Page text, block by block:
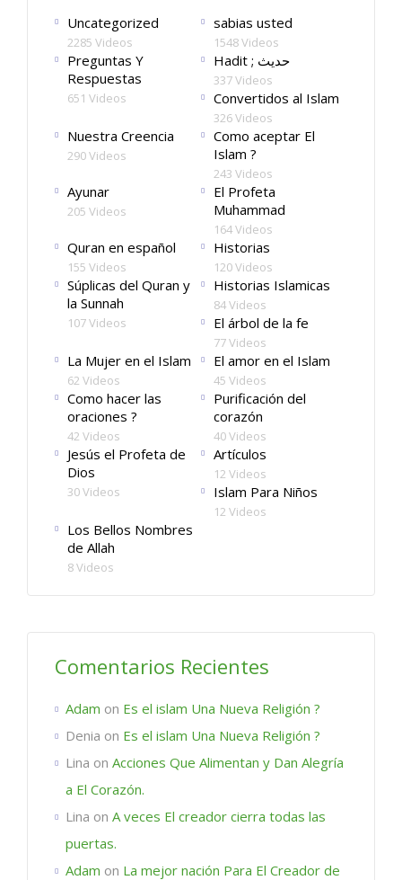
Uncategorized
2285 Videos
sabias usted
1548 Videos
Preguntas Y
Respuestas
651 Videos
Hadit ; حديث
337 Videos
Convertidos al Islam
326 Videos
Nuestra Creencia
290 Videos
Como aceptar El
Islam ?
243 Videos
Ayunar
205 Videos
El Profeta
Muhammad
164 Videos
Quran en español
155 Videos
Historias
120 Videos
Súplicas del Quran y
la Sunnah
107 Videos
Historias Islamicas
84 Videos
El árbol de la fe
77 Videos
La Mujer en el Islam
62 Videos
El amor en el Islam
45 Videos
Como hacer las
oraciones ?
42 Videos
Purificación del
corazón
40 Videos
Jesús el Profeta de
Dios
30 Videos
Artículos
12 Videos
Islam Para Niños
12 Videos
Los Bellos Nombres
de Allah
8 Videos
Comentarios Recientes
Adam on Es el islam Una Nueva Religión ?
Denia on Es el islam Una Nueva Religión ?
Lina on Acciones Que Alimentan y Dan Alegría
a El Corazón.
Lina on A veces El creador cierra todas las
puertas.
Adam on La mejor nación Para El Creador de